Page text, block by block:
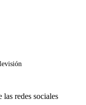
redes sociales